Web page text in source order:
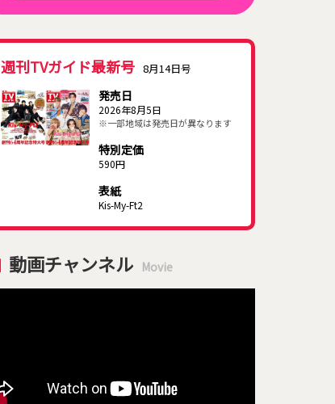
週刊TVガイド最新号 8月14日号
発売日
2026年8月5日
※一部地域は発売日が異なります
特別定価
590円
表紙
Kis-My-Ft2
動画チャンネル Movie